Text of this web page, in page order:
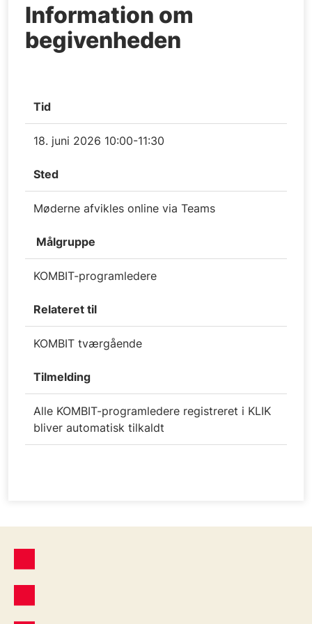
Information om
begivenheden
Tid
18. juni 2026 10:00-11:30
Sted
Møderne afvikles online via Teams
Målgruppe
KOMBIT-programledere
Relateret til
KOMBIT tværgående
Tilmelding
Alle KOMBIT-programledere registreret i KLIK
bliver automatisk tilkaldt